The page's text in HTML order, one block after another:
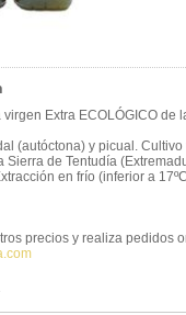
Extra ECOLÓGICO de
(autóctona) y picual.
Sierra de Tentudía
en frío (inferior a
precios y realiza pedidos